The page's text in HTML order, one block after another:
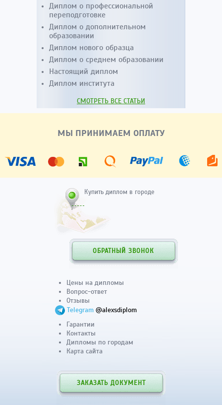
Диплом о профессиональной
переподготовке
Диплом о дополнительном
образовании
Диплом нового образца
Диплом о среднем образовании
Настоящий диплом
Диплом института
СМОТРЕТЬ ВСЕ СТАТЬИ
МЫ ПРИНИМАЕМ ОПЛАТУ
Купить диплом в городе
ОБРАТНЫЙ ЗВОНОК
Цены на дипломы
Вопрос-ответ
Отзывы
Telegram @alexsdiplom
Гарантии
Контакты
Дипломы по городам
Карта сайта
ЗАКАЗАТЬ ДОКУМЕНТ